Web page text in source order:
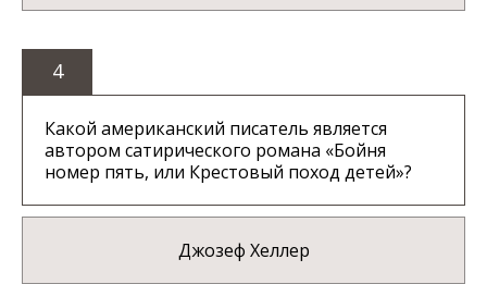
4
Какой американский писатель является
автором сатирического романа «Бойня
номер пять, или Крестовый поход детей»?
Джозеф Хеллер